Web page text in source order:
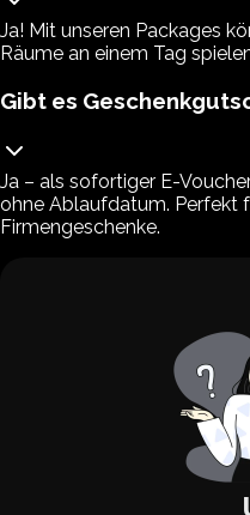
Ja! Mit unseren Packages
Räume an einem Tag
Gibt es
Ja – als sofortiger E-
ohne Ablaufdatum. Perfekt
Firmengeschenke.